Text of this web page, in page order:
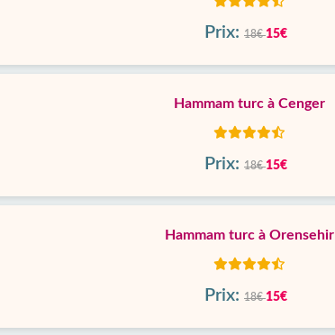
Prix: 18€15€
Hammam turc à Cenger
Prix: 18€15€
Hammam turc à Orensehir
Prix: 18€15€